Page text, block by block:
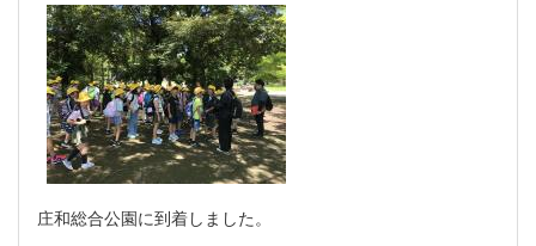
庄和総合公園に到着しました。